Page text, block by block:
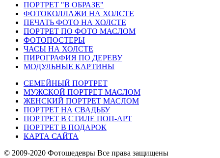
ПОРТРЕТ "В ОБРАЗЕ"
ФОТОКОЛЛАЖИ НА ХОЛСТЕ
ПЕЧАТЬ ФОТО НА ХОЛСТЕ
ПОРТРЕТ ПО ФОТО МАСЛОМ
ФОТОПОСТЕРЫ
ЧАСЫ НА ХОЛСТЕ
ПИРОГРАФИЯ ПО ДЕРЕВУ
МОДУЛЬНЫЕ КАРТИНЫ
СЕМЕЙНЫЙ ПОРТРЕТ
МУЖСКОЙ ПОРТРЕТ МАСЛОМ
ЖЕНСКИЙ ПОРТРЕТ МАСЛОМ
ПОРТРЕТ НА СВАДЬБУ
ПОРТРЕТ В СТИЛЕ ПОП-АРТ
ПОРТРЕТ В ПОДАРОК
КАРТА САЙТА
© 2009-2020 Фотошедевры Все права защищены